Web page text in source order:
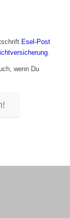
Esel-Post
.
wenn Du